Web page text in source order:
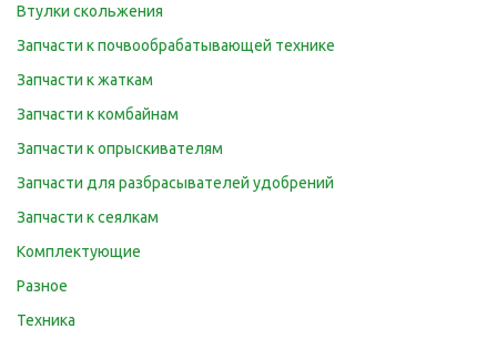
Втулки скольжения
Запчасти к почвообрабатывающей технике
Запчасти к жаткам
Запчасти к комбайнам
Запчасти к опрыскивателям
Запчасти для разбрасывателей удобрений
Запчасти к сеялкам
Комплектующие
Разное
Техника